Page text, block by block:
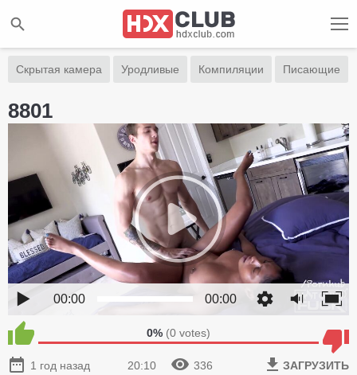
Скрытая камера Уродливые Компиляции Писающие
8801
00:00 00:00
0% (0 votes)
1 год назад 20:10 336 ЗАГРУЗИТЬ